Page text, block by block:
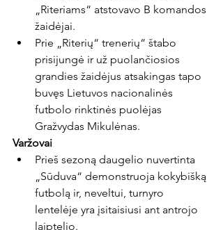
„Riteriams“ atstovavo B komandos
žaidėjai.
Prie „Riterių“ trenerių“ štabo
prisijungė ir už puolančiosios
grandies žaidėjus atsakingas tapo
buvęs Lietuvos nacionalinės
futbolo rinktinės puolėjas
Gražvydas Mikulėnas.
Varžovai
Prieš sezoną daugelio nuvertinta
„Sūduva“ demonstruoja kokybišką
futbolą ir, neveltui, turnyro
lentelėje yra įsitaisiusi ant antrojo
laiptelio.